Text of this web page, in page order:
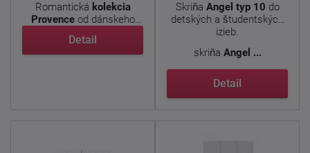
Romantická kolekcia
Provenceod dánskeho
Detail
Skriňa Angel typ 10 do
detských a študentských
izieb.
skriňa Angel ...
Detail